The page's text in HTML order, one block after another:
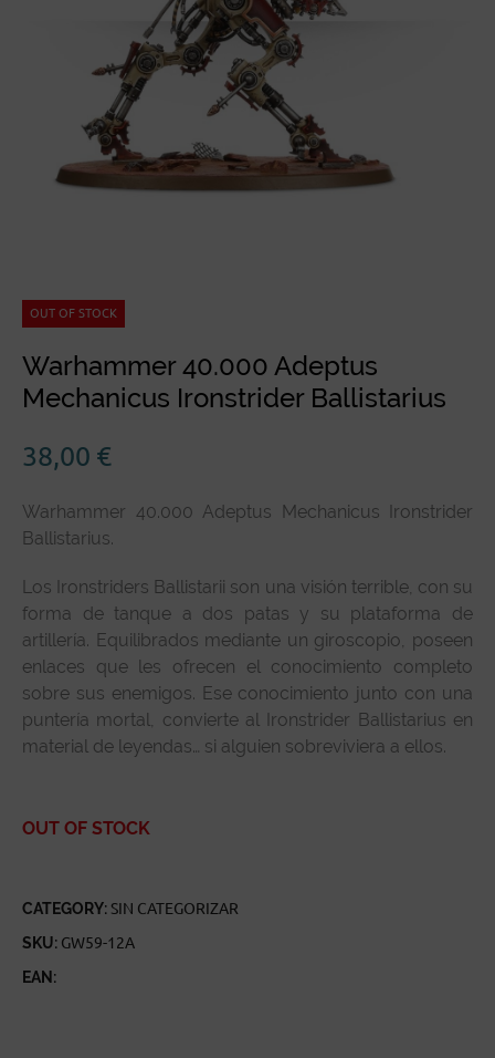
OUT OF STOCK
Warhammer 40.000 Adeptus
Mechanicus Ironstrider Ballistarius
38,00 €
Warhammer 40.000 Adeptus Mechanicus Ironstrider
Ballistarius.
Los Ironstriders Ballistarii son una visión terrible, con su
forma de tanque a dos patas y su plataforma de
artillería. Equilibrados mediante un giroscopio, poseen
enlaces que les ofrecen el conocimiento completo
sobre sus enemigos. Ese conocimiento junto con una
puntería mortal, convierte al Ironstrider Ballistarius en
material de leyendas… si alguien sobreviviera a ellos.
OUT OF STOCK
CATEGORY: SIN CATEGORIZAR
SKU: GW59-12A
EAN: